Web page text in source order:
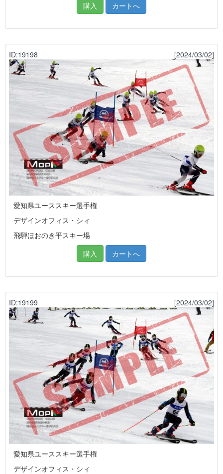
購入
カートへ
ID:19198 [2024/03/02]
愛知県ユーススキー選手権
デザインオフィス・シィ
飛騨ほおのき平スキー場
購入
カートへ
ID:19199 [2024/03/02]
愛知県ユーススキー選手権
デザインオフィス・シィ